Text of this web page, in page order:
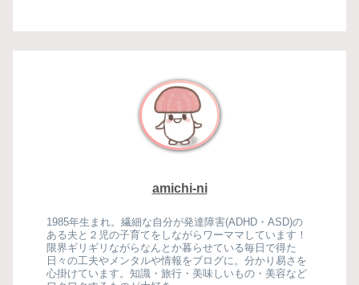
amichi-ni
1985年生まれ。繊細な自分が発達障害(ADHD・ASD)の
ある夫と２児の子育てをしながらワーママしています！
限界ギリギリながらなんとか暮らせている毎日で得た
日々の工夫やメンタルや情報をブログに。分かり易さを
心掛けています。知識・旅行・美味しいもの・美容など